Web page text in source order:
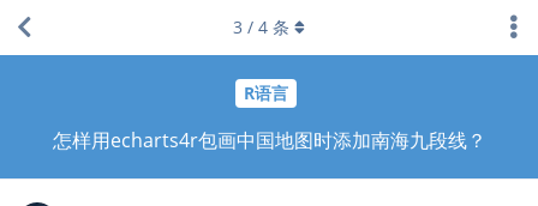
R语言
怎样用echarts4r包画中国地图时添加南海九段线？
3 / 4 条